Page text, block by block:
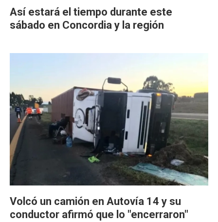
Así estará el tiempo durante este
sábado en Concordia y la región
Volcó un camión en Autovía 14 y su
conductor afirmó que lo "encerraron"